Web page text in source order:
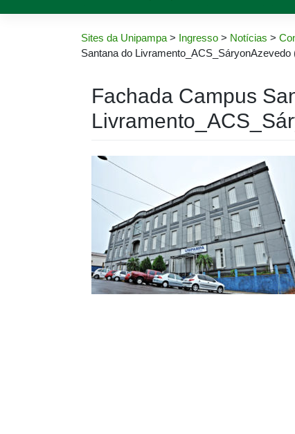
Sites da Unipampa > Ingresso > Notícias >
Santana do Livramento_ACS_SáryonAzevedo
Fachada Campus